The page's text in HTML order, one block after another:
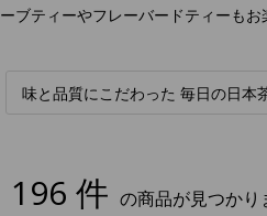
ーブティーやフレーバードティーもお
味と品質にこだわった 毎日の日本
196 件 の商品が見つかり